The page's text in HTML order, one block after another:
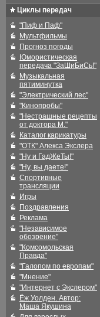
Циклы передач
"Пиф и Паф"
Мультфильмы
Прогноз погоды
Юмористическая
передача "ЗаШиБиСь!"
Музыкальная
пятиминутка
"Электрический лес"
"Кинопробы"
"Нестрашные рецепты
от доктора М."
Каталог карикатуры
"ОТК" Алекса Экслера
"Ну и ГадЖеТы!"
"Ну, вы даете!"
Спортивные
трансляции
Игры
Поздравления
Реклама
"Независимое
обозрение"
"Комсомольская
Правда"
"Галопом по европам"
"Мнение"
"Интернет с Экслером"
Ёж Уолден. Автор:
Маша Якушина